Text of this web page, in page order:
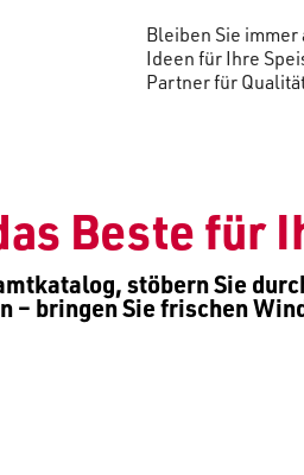
Bleiben Sie
Ideen für Ihre
Partner für
Beste für
, stöbern Sie
– bringen Sie frischen